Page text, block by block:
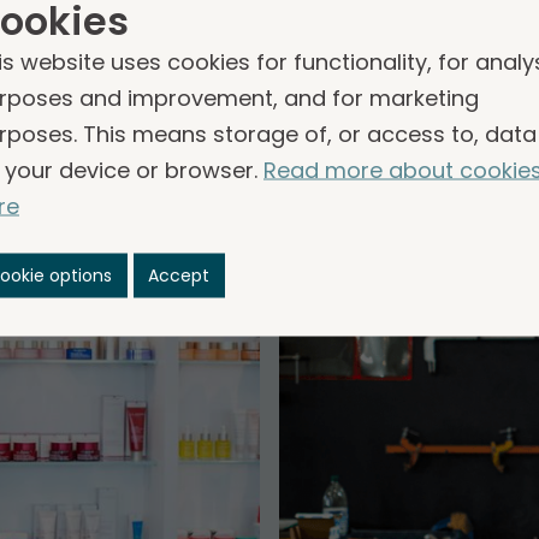
sind. Die Leiter der
die Entwicklung der Gruppen­unternehmen
website uses cookies for functionality, for
and improvement, and for marketing
This means storage of, or access to, data
your device or browser. Read more about
options Accept